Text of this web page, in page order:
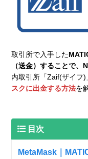
取引所で入手した
（送金）することで、
内取引所「Zaif(ザイフ)
スクに出金する方法を
目次
MetaMask｜